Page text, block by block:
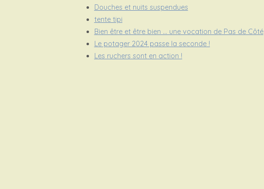
Douches et nuits suspendues
tente tipi
Bien être et être bien … une vocation de Pas de Côté
Le potager 2024 passe la seconde !
Les ruchers sont en action !